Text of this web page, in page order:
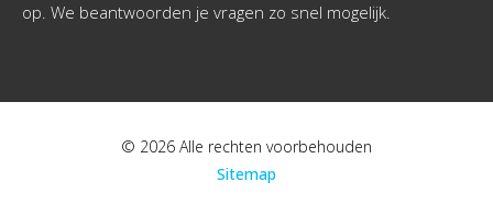
op. We beantwoorden je vragen zo snel mogelijk.
© 2026 Alle rechten voorbehouden
Sitemap